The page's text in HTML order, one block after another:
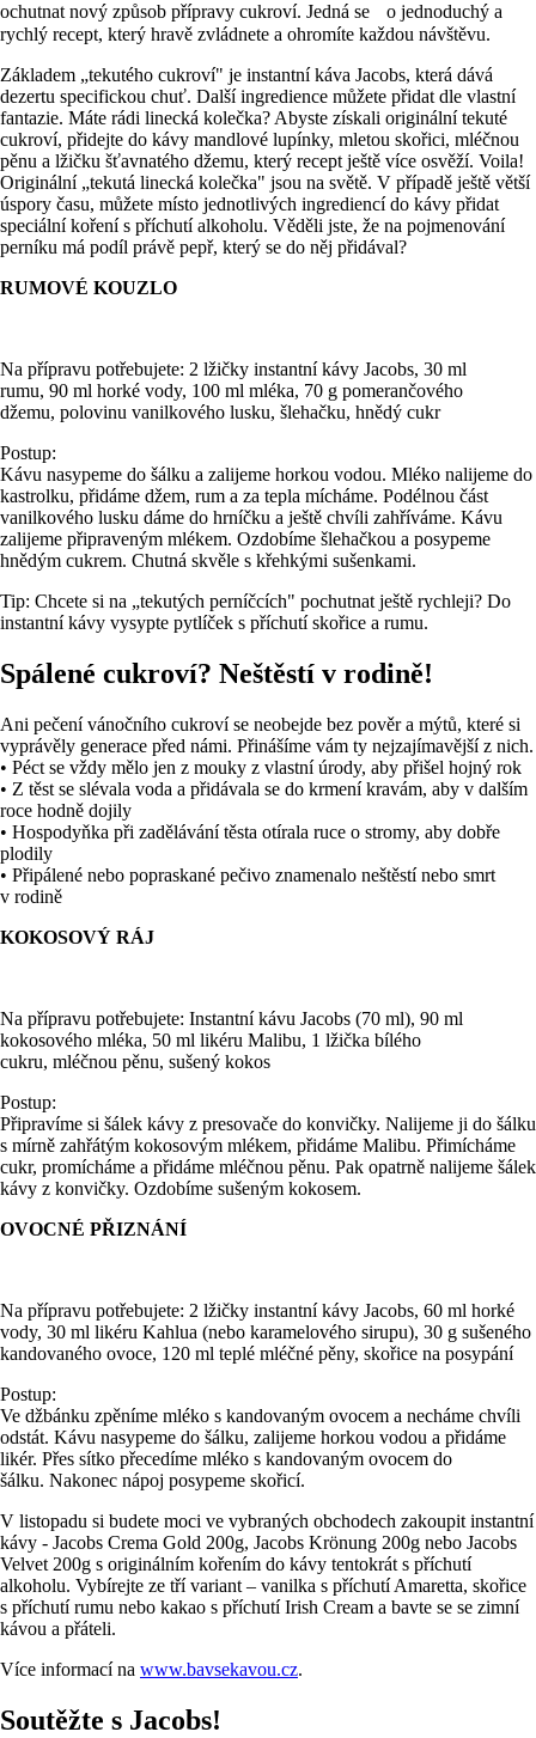
ochutnat nový způsob přípravy cukroví. Jedná se o jednoduchý a
rychlý recept, který hravě zvládnete a ohromíte každou návštěvu.
Základem „tekutého cukroví" je instantní káva Jacobs, která dává
dezertu specifickou chuť. Další ingredience můžete přidat dle vlastní
fantazie. Máte rádi linecká kolečka? Abyste získali originální tekuté
cukroví, přidejte do kávy mandlové lupínky, mletou skořici, mléčnou
pěnu a lžičku šťavnatého džemu, který recept ještě více osvěží. Voila!
Originální „tekutá linecká kolečka" jsou na světě. V případě ještě větší
úspory času, můžete místo jednotlivých ingrediencí do kávy přidat
speciální koření s příchutí alkoholu. Věděli jste, že na pojmenování
perníku má podíl právě pepř, který se do něj přidával?
RUMOVÉ KOUZLO
Na přípravu potřebujete: 2 lžičky instantní kávy Jacobs, 30 ml
rumu, 90 ml horké vody, 100 ml mléka, 70 g pomerančového
džemu, polovinu vanilkového lusku, šlehačku, hnědý cukr
Postup:
Kávu nasypeme do šálku a zalijeme horkou vodou. Mléko nalijeme do
kastrolku, přidáme džem, rum a za tepla mícháme. Podélnou část
vanilkového lusku dáme do hrníčku a ještě chvíli zahříváme. Kávu
zalijeme připraveným mlékem. Ozdobíme šlehačkou a posypeme
hnědým cukrem. Chutná skvěle s křehkými sušenkami.
Tip: Chcete si na „tekutých perníčcích" pochutnat ještě rychleji? Do
instantní kávy vysypte pytlíček s příchutí skořice a rumu.
Spálené cukroví? Neštěstí v rodině!
Ani pečení vánočního cukroví se neobejde bez pověr a mýtů, které si
vyprávěly generace před námi. Přinášíme vám ty nejzajímavější z nich.
• Péct se vždy mělo jen z mouky z vlastní úrody, aby přišel hojný rok
• Z těst se slévala voda a přidávala se do krmení kravám, aby v dalším
roce hodně dojily
• Hospodyňka při zadělávání těsta otírala ruce o stromy, aby dobře
plodily
• Připálené nebo popraskané pečivo znamenalo neštěstí nebo smrt
v rodině
KOKOSOVÝ RÁJ
Na přípravu potřebujete: Instantní kávu Jacobs (70 ml), 90 ml
kokosového mléka, 50 ml likéru Malibu, 1 lžička bílého
cukru, mléčnou pěnu, sušený kokos
Postup:
Připravíme si šálek kávy z presovače do konvičky. Nalijeme ji do šálku
s mírně zahřátým kokosovým mlékem, přidáme Malibu. Přimícháme
cukr, promícháme a přidáme mléčnou pěnu. Pak opatrně nalijeme šálek
kávy z konvičky. Ozdobíme sušeným kokosem.
OVOCNÉ PŘIZNÁNÍ
Na přípravu potřebujete: 2 lžičky instantní kávy Jacobs, 60 ml horké
vody, 30 ml likéru Kahlua (nebo karamelového sirupu), 30 g sušeného
kandovaného ovoce, 120 ml teplé mléčné pěny, skořice na posypání
Postup:
Ve džbánku zpěníme mléko s kandovaným ovocem a necháme chvíli
odstát. Kávu nasypeme do šálku, zalijeme horkou vodou a přidáme
likér. Přes sítko přecedíme mléko s kandovaným ovocem do
šálku. Nakonec nápoj posypeme skořicí.
V listopadu si budete moci ve vybraných obchodech zakoupit instantní
kávy - Jacobs Crema Gold 200g, Jacobs Krönung 200g nebo Jacobs
Velvet 200g s originálním kořením do kávy tentokrát s příchutí
alkoholu. Vybírejte ze tří variant – vanilka s příchutí Amaretta, skořice
s příchutí rumu nebo kakao s příchutí Irish Cream a bavte se se zimní
kávou a přáteli.
Více informací na www.bavsekavou.cz.
Soutěžte s Jacobs!